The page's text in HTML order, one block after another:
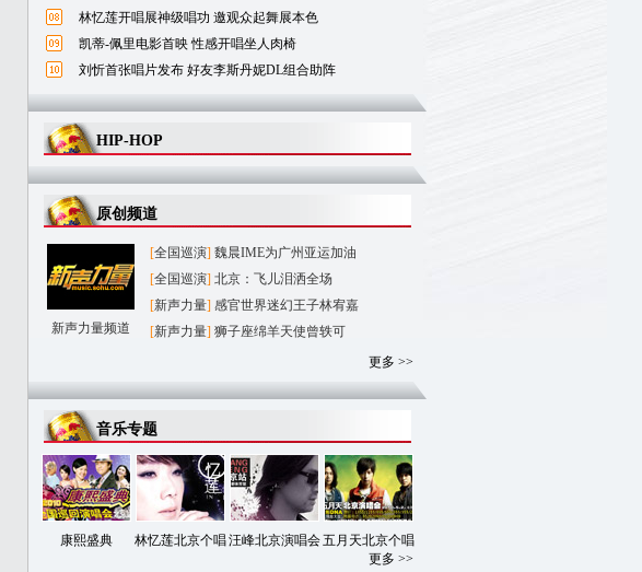
林忆莲开唱展神级唱功 邀观众起舞展本色
凯蒂-佩里电影首映 性感开唱坐人肉椅
刘忻首张唱片发布 好友李斯丹妮DL组合助阵
HIP-HOP
原创频道
新声力量频道
[全国巡演] 魏晨IME为广州亚运加油
[全国巡演] 北京：飞儿泪洒全场
[新声力量] 感官世界迷幻王子林宥嘉
[新声力量] 狮子座绵羊天使曾轶可
更多 >>
音乐专题
康熙盛典 林忆莲北京个唱汪峰北京演唱会五月天北京个唱
更多 >>